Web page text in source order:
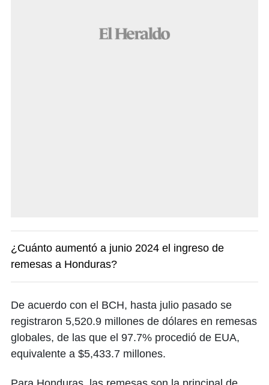
¿Cuánto aumentó a junio 2024 el ingreso de
remesas a Honduras?
De acuerdo con el BCH, hasta julio pasado se
registraron 5,520.9 millones de dólares en remesas
globales, de las que el 97.7% procedió de EUA,
equivalente a $5,433.7 millones.